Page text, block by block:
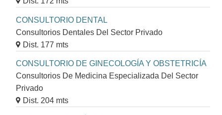
CONSULTORIO DENTAL
Consultorios Dentales Del Sector Privado
Dist. 177 mts
CONSULTORIO DE GINECOLOGÍA Y OBSTETRICÍA
Consultorios De Medicina Especializada Del Sector
Privado
Dist. 204 mts